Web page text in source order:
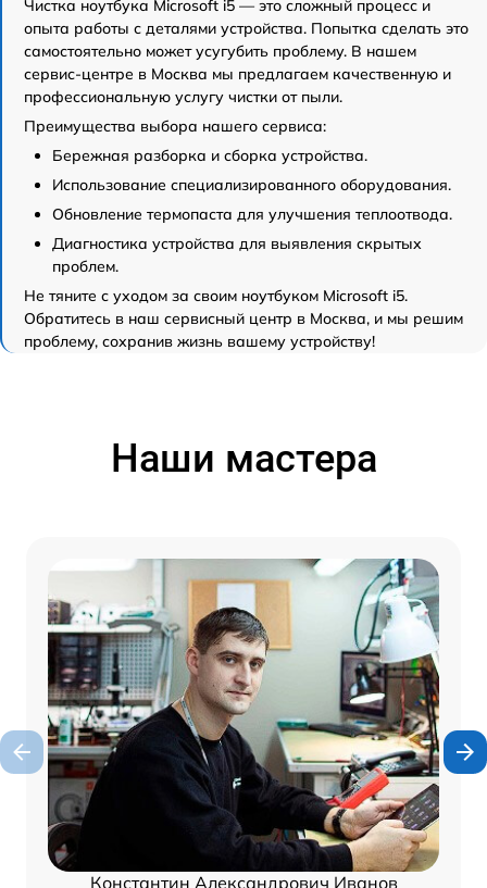
Чистка ноутбука Microsoft i5 — это сложный процесс и
опыта работы с деталями устройства. Попытка сделать это
самостоятельно может усугубить проблему. В нашем
сервис-центре в Москва мы предлагаем качественную и
профессиональную услугу чистки от пыли.
Преимущества выбора нашего сервиса:
Бережная разборка и сборка устройства.
Использование специализированного оборудования.
Обновление термопаста для улучшения теплоотвода.
Диагностика устройства для выявления скрытых
проблем.
Не тяните с уходом за своим ноутбуком Microsoft i5.
Обратитесь в наш сервисный центр в Москва, и мы решим
проблему, сохранив жизнь вашему устройству!
Наши мастера
Константин Александрович Иванов